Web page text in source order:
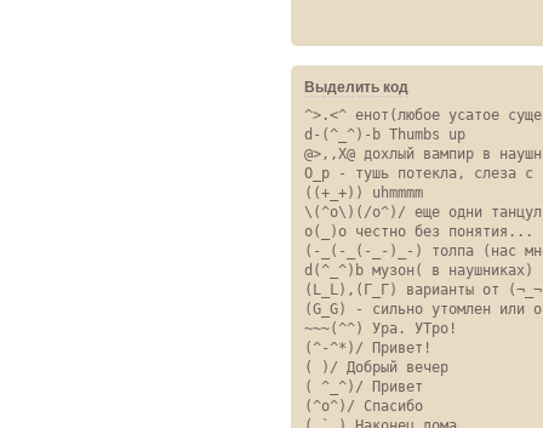
Выделить код
^>.<^ енот(любое усатое
d-(^_^)-b Thumbs up
@>,,X@ дохлый вампир в
O_p - тушь потекла, слеза с
((+_+)) uhmmmm
\(^o\)(/o^)/ еще одни
o(_)o честно без понятия...
(-_(-_(-_-)_-) толпа (нас
d(^_^)b музон( в наушниках)
(L_L),(Г_Г) варианты от
(G_G) - сильно утомлен или
~~~(^^) Ура. УТро!
(^-^*)/ Привет!
( )/ Добрый вечер
( ^_^)/ Привет
(^o^)/ Спасибо